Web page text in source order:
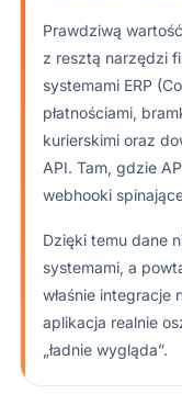
Prawdziwą
z resztą narzędzi
systemami ERP
płatnościami,
kurierskimi oraz
API. Tam, gdzie
webhooki
Dzięki temu dane
systemami, a
właśnie integracje
aplikacja realnie
„ładnie wygląda”.